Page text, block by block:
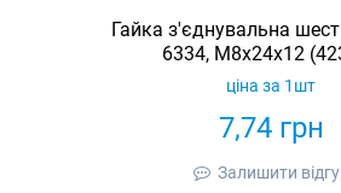
Гайка з'єднувальна
6334, М8х24х12
7,74грн
ціна за 1шт
Залишити